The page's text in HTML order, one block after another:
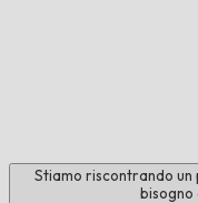
Stiamo riscontrando
bisogno